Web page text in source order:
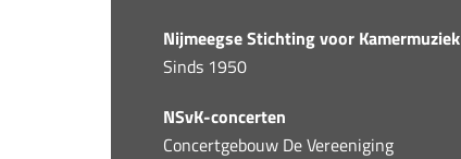
Nijmeegse Stichting voor Kamermuziek
Sinds 1950
NSvK-concerten
Concertgebouw De Vereeniging